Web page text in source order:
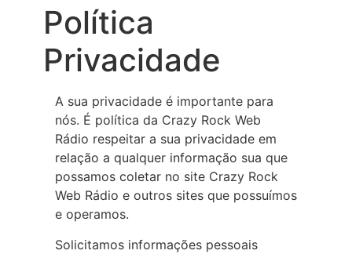
Política
Privacidade
A sua privacidade é importante para
nós. É política da Crazy Rock Web
Rádio respeitar a sua privacidade em
relação a qualquer informação sua que
possamos coletar no site Crazy Rock
Web Rádio e outros sites que possuímos
e operamos.
Solicitamos informações pessoais